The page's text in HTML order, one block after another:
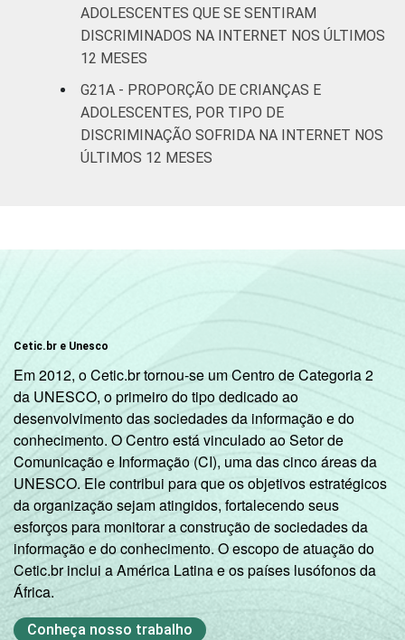
ADOLESCENTES QUE SE SENTIRAM
DISCRIMINADOS NA INTERNET NOS ÚLTIMOS
12 MESES
G21A - PROPORÇÃO DE CRIANÇAS E
ADOLESCENTES, POR TIPO DE
DISCRIMINAÇÃO SOFRIDA NA INTERNET NOS
ÚLTIMOS 12 MESES
Cetic.br e Unesco
Em 2012, o Cetic.br tornou-se um Centro de Categoria 2
da UNESCO, o primeiro do tipo dedicado ao
desenvolvimento das sociedades da informação e do
conhecimento. O Centro está vinculado ao Setor de
Comunicação e Informação (CI), uma das cinco áreas da
UNESCO. Ele contribui para que os objetivos estratégicos
da organização sejam atingidos, fortalecendo seus
esforços para monitorar a construção de sociedades da
informação e do conhecimento. O escopo de atuação do
Cetic.br inclui a América Latina e os países lusófonos da
África.
Conheça nosso trabalho